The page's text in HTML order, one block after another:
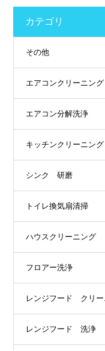
カテゴリ
その他
エアコンクリーニング
エアコン分解洗浄
キッチンクリーニング
シンク 研磨
トイレ換気扇清掃
ハウスクリーニング
フロアー洗浄
レンジフード クリー
レンジフード 洗浄